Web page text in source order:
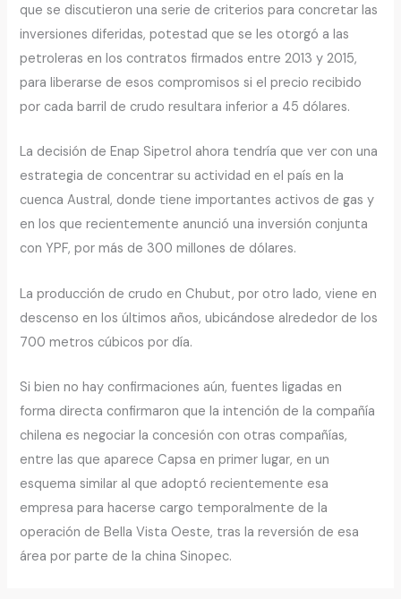
que se discutieron una serie de criterios para concretar las
inversiones diferidas, potestad que se les otorgó a las
petroleras en los contratos firmados entre 2013 y 2015,
para liberarse de esos compromisos si el precio recibido
por cada barril de crudo resultara inferior a 45 dólares.
La decisión de Enap Sipetrol ahora tendría que ver con una
estrategia de concentrar su actividad en el país en la
cuenca Austral, donde tiene importantes activos de gas y
en los que recientemente anunció una inversión conjunta
con YPF, por más de 300 millones de dólares.
La producción de crudo en Chubut, por otro lado, viene en
descenso en los últimos años, ubicándose alrededor de los
700 metros cúbicos por día.
Si bien no hay confirmaciones aún, fuentes ligadas en
forma directa confirmaron que la intención de la compañía
chilena es negociar la concesión con otras compañías,
entre las que aparece Capsa en primer lugar, en un
esquema similar al que adoptó recientemente esa
empresa para hacerse cargo temporalmente de la
operación de Bella Vista Oeste, tras la reversión de esa
área por parte de la china Sinopec.